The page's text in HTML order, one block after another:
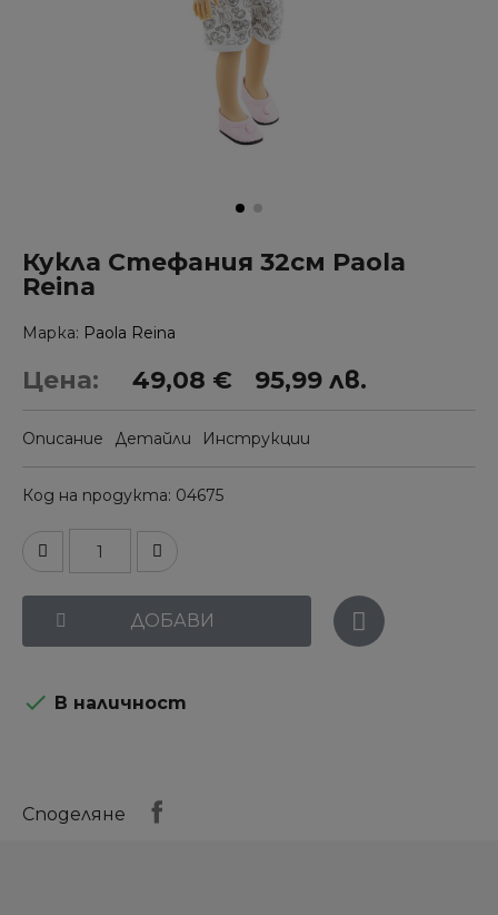
Кукла Стефания 32см Paola
Reina
Марка Paola Reina
Цена: 49,08 € 95,99 лв.
Описание Детайли Инструкции
Код на продукта 04675
ДОБАВИ
 В наличност
Споделяне